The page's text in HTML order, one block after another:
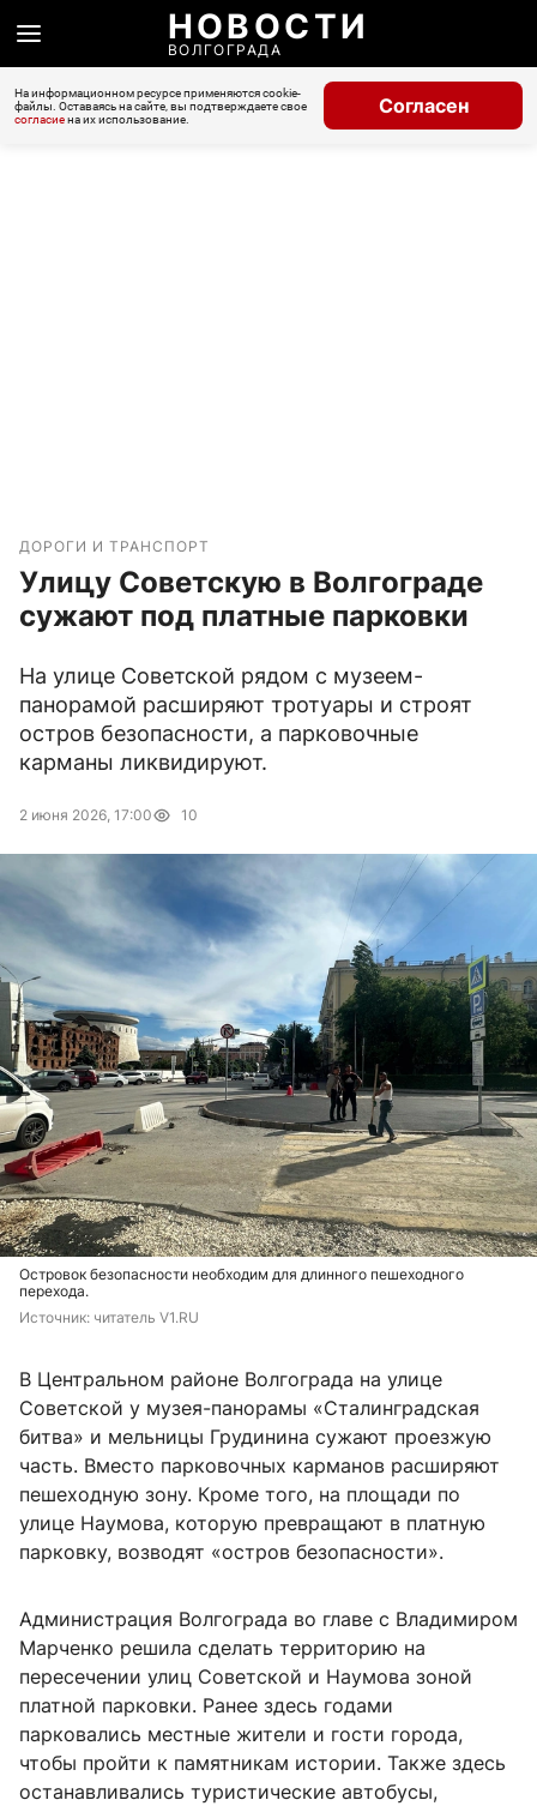
НОВОСТИ
ВОЛГОГРАДА
На информационном ресурсе применяются cookie-
файлы. Оставаясь на сайте, вы подтверждаете свое
согласиена их использование.
Согласен
ДОРОГИ И ТРАНСПОРТ
Улицу Советскую в Волгограде
сужают под платные парковки
На улице Советской рядом с музеем-
панорамой расширяют тротуары и строят
остров безопасности, а парковочные
карманы ликвидируют.
2 июня 2026, 17:00 10
Островок безопасности необходим для длинного пешеходного
перехода.
Источник: читатель V1.RU
В Центральном районе Волгограда на улице
Советской у музея-панорамы «Сталинградская
битва» и мельницы Грудинина сужают проезжую
часть. Вместо парковочных карманов расширяют
пешеходную зону. Кроме того, на площади по
улице Наумова, которую превращают в платную
парковку, возводят «остров безопасности».
Администрация Волгограда во главе с Владимиром
Марченко решила сделать территорию на
пересечении улиц Советской и Наумова зоной
платной парковки. Ранее здесь годами
парковались местные жители и гости города,
чтобы пройти к памятникам истории. Также здесь
останавливались туристические автобусы,